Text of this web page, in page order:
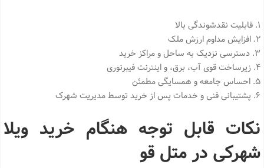
1. قابلیت نقدشوندگی بالا
2. افزایش مداوم ارزش ملک
3. دسترسی نزدیک به ساحل و مراکز خرید
4. زیرساخت قوی آب، برق، و اینترنت فیبرنوری
5. احساس جامعه و همسایگی مطمئن
6. پشتیبانی فنی و خدمات پس از خرید توسط مدیریت شهرک
نکات قابل توجه هنگام خرید ویلا
شهرکی در متل قو